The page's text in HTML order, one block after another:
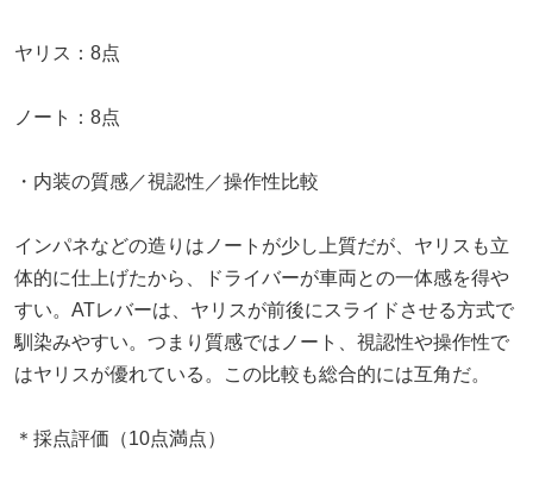
ヤリス：8点
ノート：8点
・内装の質感／視認性／操作性比較
インパネなどの造りはノートが少し上質だが、ヤリスも立
体的に仕上げたから、ドライバーが車両との一体感を得や
すい。ATレバーは、ヤリスが前後にスライドさせる方式で
馴染みやすい。つまり質感ではノート、視認性や操作性で
はヤリスが優れている。この比較も総合的には互角だ。
＊採点評価（10点満点）